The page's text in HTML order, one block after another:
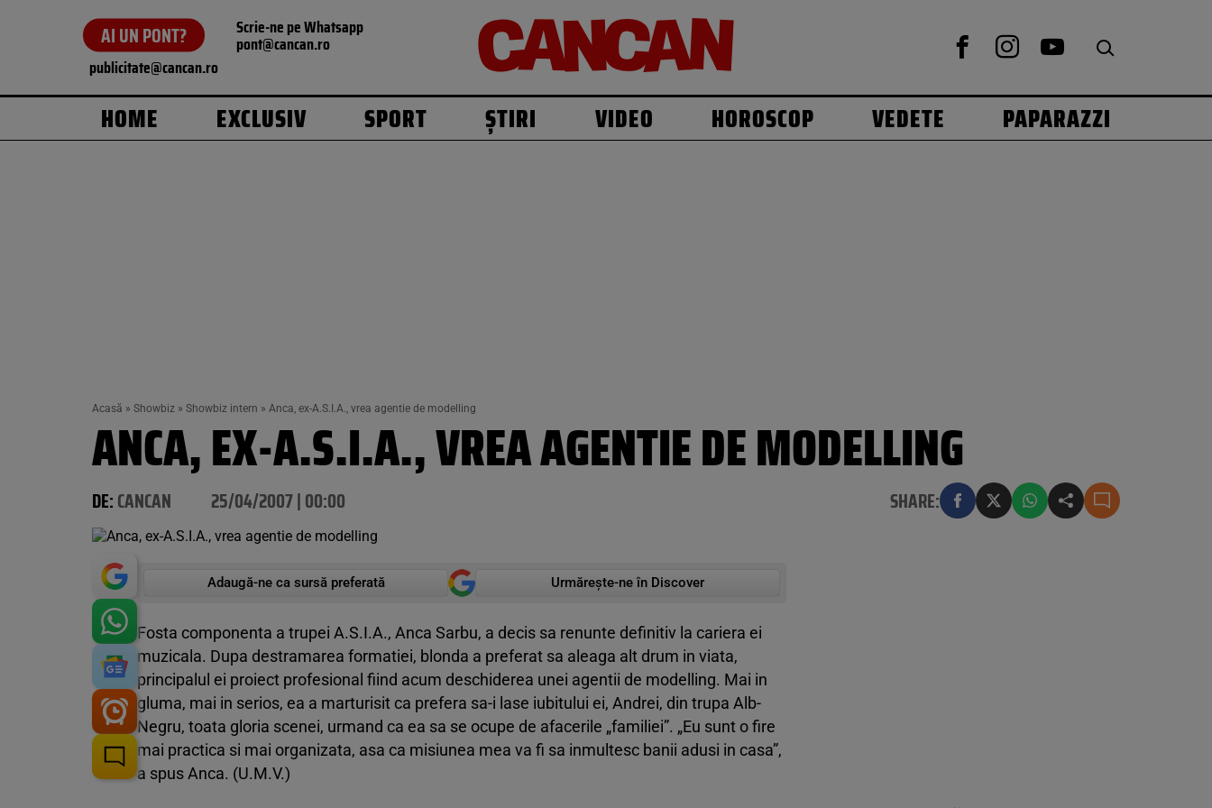
AI UN PONT? Scrie-ne pe Whatsapp
pont@cancan.ro
publicitate@cancan.ro
HOME EXCLUSIV SPORT ȘTIRI VIDEO HOROSCOP VEDETE PAPARAZZI
Acasă » Showbiz » Showbiz intern » Anca, ex-A.S.I.A., vrea agentie de modelling
ANCA, EX-A.S.I.A., VREA AGENTIE DE MODELLING
DE:CANCAN 25/04/2007 | 00:00 SHARE:
Adaugă-ne ca sursă preferată Urmărește-ne în Discover
Fosta componenta a trupei A.S.I.A., Anca Sarbu, a decis sa renunte definitiv la cariera ei
muzicala. Dupa destramarea formatiei, blonda a preferat sa aleaga alt drum in viata,
principalul ei proiect profesional fiind acum deschiderea unei agentii de modelling. Mai in
gluma, mai in serios, ea a marturisit ca prefera sa-i lase iubitului ei, Andrei, din trupa Alb-
Negru, toata gloria scenei, urmand ca ea sa se ocupe de afacerile „familiei”. „Eu sunt o fire
mai practica si mai organizata, asa ca misiunea mea va fi sa inmultesc banii adusi in casa”,
a spus Anca. (U.M.V.)